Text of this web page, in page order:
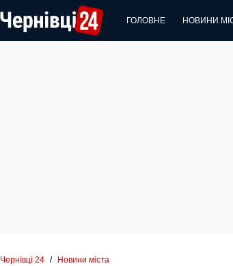
до
вмісту
ГОЛОВНЕ НОВИНИ
Чернівці 24 / Новини міста